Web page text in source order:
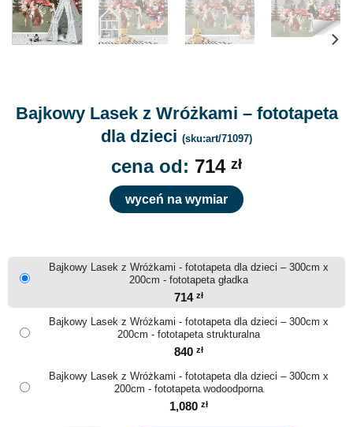
Bajkowy Lasek z Wróżkami – fototapeta
dla dzieci (sku:art/71097)
cena od: 714 zł
wyceń na wymiar
Bajkowy Lasek z Wróżkami - fototapeta dla dzieci – 300cm x
200cm - fototapeta gładka
714 zł
Bajkowy Lasek z Wróżkami - fototapeta dla dzieci – 300cm x
200cm - fototapeta strukturalna
840 zł
Bajkowy Lasek z Wróżkami - fototapeta dla dzieci – 300cm x
200cm - fototapeta wodoodporna
1,080 zł